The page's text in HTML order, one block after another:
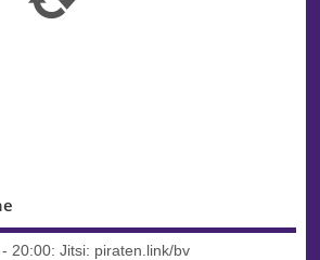
20:00: Jitsi: piraten.link/bv